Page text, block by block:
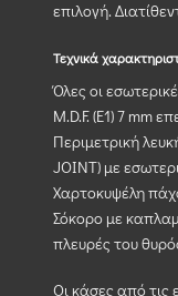
επιλογή.
Τεχνικά
Όλες οι
M.D.F. (Ε1) 7 mm
Περιμετρική
JOINT) με
Χαρτοκυψέλη
Σόκορο με
πλευρές του
Οι κάσες από τις